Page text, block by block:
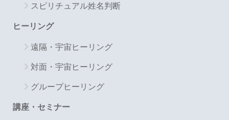
スピリチュアル姓名判断
ヒーリング
遠隔・宇宙ヒーリング
対面・宇宙ヒーリング
グループヒーリング
講座・セミナー